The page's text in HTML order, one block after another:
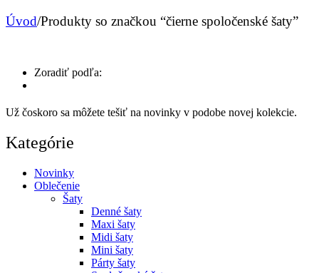
Úvod/Produkty so značkou “čierne spoločenské šaty”
Zoradiť podľa:
Už čoskoro sa môžete tešiť na novinky v podobe novej kolekcie.
Kategórie
Novinky
Oblečenie
Šaty
Denné šaty
Maxi šaty
Midi šaty
Mini šaty
Párty šaty